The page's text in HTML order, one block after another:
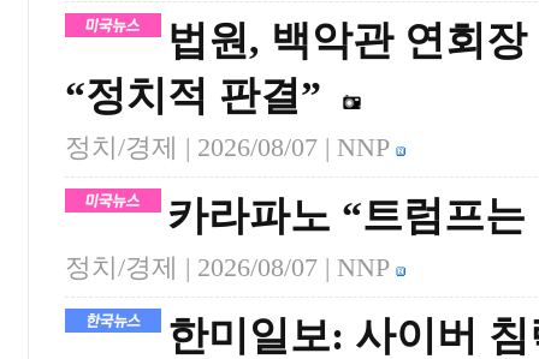
법원, 백악관 연회
“정치적 판결”
정치/경제 | 2026/08/07 | NNP
카라파노 “트럼프
정치/경제 | 2026/08/07 | NNP
한미일보: 사이버